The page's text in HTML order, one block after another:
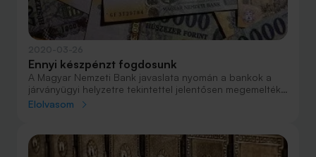
Ennyi készpénzt fogdosunk
A Magyar Nemzeti Bank javaslata nyomán a bankok a
járványügyi helyzetre tekintettel jelentősen megemelték
az érintésmentes bankkártyák limitjét, 5000 forintról 15
kisebb beszerzések alkalmával egyáltalán nem kell a
gombokkal kapcsolatba kerülni.
Elolvasom